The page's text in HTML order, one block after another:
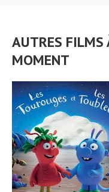
AUTRES FILMS
MOMENT